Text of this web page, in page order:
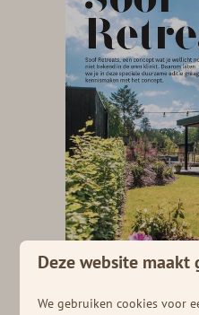
Deze website maakt
We gebruiken cookies voor